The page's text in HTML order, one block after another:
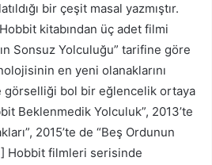
bir çeşit masal yazmıştır.
kitabından üç adet filmi
Sonsuz Yolculuğu” tarifine göre
en yeni olanaklarını
görselliği bol bir eğlencelik ortaya
Beklenmedik Yolculuk”, 2013’te
2015’te de “Beş Ordunun
Hobbit filmleri serisinde